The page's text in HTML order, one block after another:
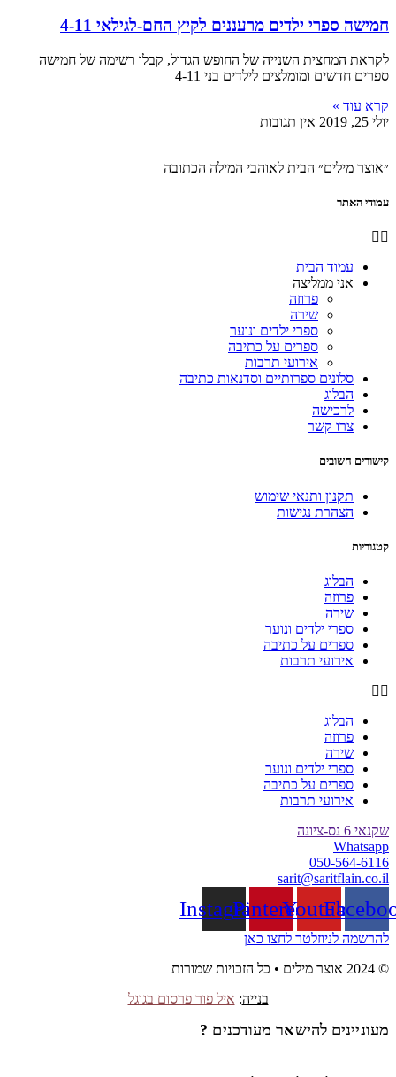
חמישה ספרי ילדים מרעננים לקיץ החם-לגילאי 4-11
לקראת המחצית השנייה של החופש הגדול, קבלו רשימה של חמישה
ספרים חדשים ומומלצים לילדים בני 4-11
קרא עוד »
יולי 25, 2019
אין תגובות
״אוצר מילים״ הבית לאוהבי המילה הכתובה
עמודי האתר
עמוד הבית
אני ממליצה
פרוזה
שירה
ספרי ילדים ונוער
ספרים על כתיבה
אירועי תרבות
סלונים ספרותיים וסדנאות כתיבה
הבלוג
לרכישה
צרו קשר
קישורים חשובים
תקנון ותנאי שימוש
הצהרת נגישות
קטגוריות
הבלוג
פרוזה
שירה
ספרי ילדים ונוער
ספרים על כתיבה
אירועי תרבות
הבלוג
פרוזה
שירה
ספרי ילדים ונוער
ספרים על כתיבה
אירועי תרבות
שקנאי 6 נס-ציונה
Whatsapp
050-564-6116
sarit@saritflain.co.il
Youtube
Pinterest
Instagram
להרשמה לניוזלטר לחצו כאן
© 2024 אוצר מילים • כל הזכויות שמורות
בנייה: איל פור פרסום בגוגל
מעוניינים להישאר מעודכנים ?